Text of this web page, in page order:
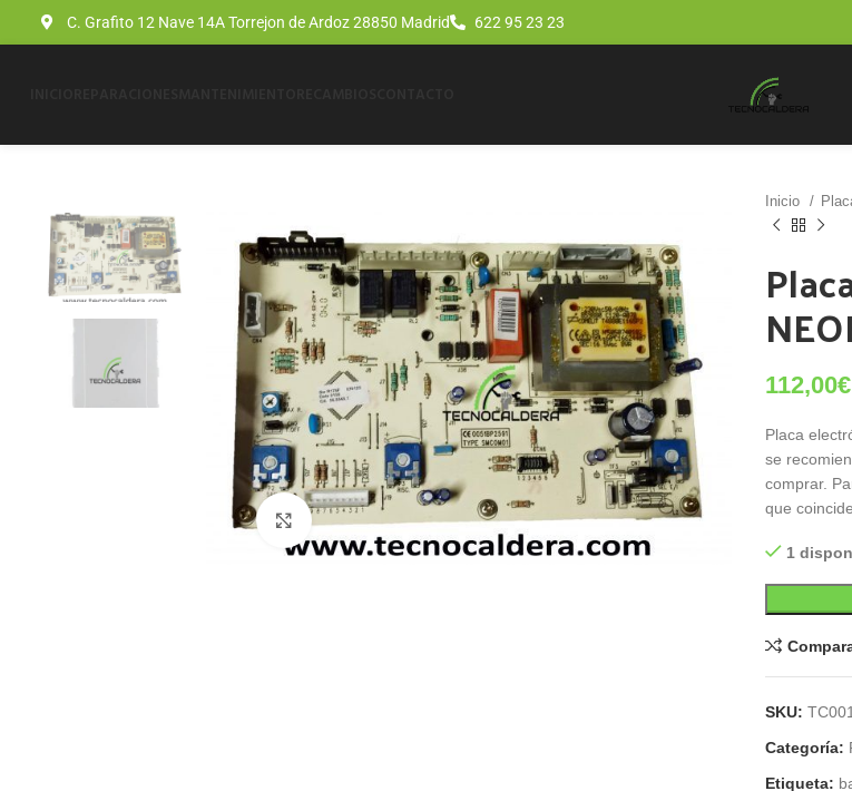
C. Grafito 12 Nave 14A Torrejon de Ardoz 28850 Madrid 622 95 23 23
Click para agrandar
Inicio
112,00€
Placa
se
comprar.
que
1
SKU:
Categoría:
Etiqueta: